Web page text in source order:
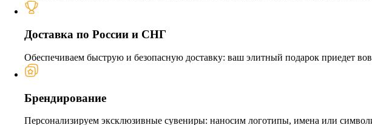
Доставка по России и СНГ
Обеспечиваем быструю и безопасную доставку: ваш элитный подарок приедет
Брендирование
Персонализируем эксклюзивные сувениры: наносим логотипы, имена или